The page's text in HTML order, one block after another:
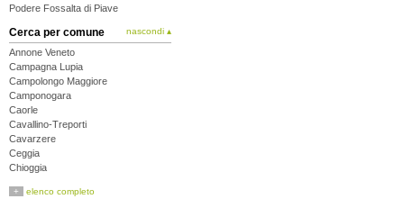
Podere Fossalta di Piave
Cerca per comune nascondi ▴
Annone Veneto
Campagna Lupia
Campolongo Maggiore
Camponogara
Caorle
Cavallino-Treporti
Cavarzere
Ceggia
Chioggia
Cona
+ elenco completo